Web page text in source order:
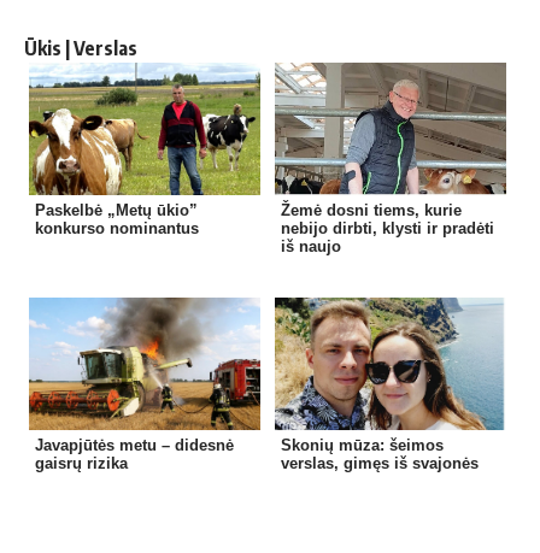
Ūkis | Verslas
Paskelbė „Metų ūkio”
konkurso nominantus
Žemė dosni tiems, kurie
nebijo dirbti, klysti ir pradėti
iš naujo
Javapjūtės metu – didesnė
gaisrų rizika
Skonių mūza: šeimos
verslas, gimęs iš svajonės